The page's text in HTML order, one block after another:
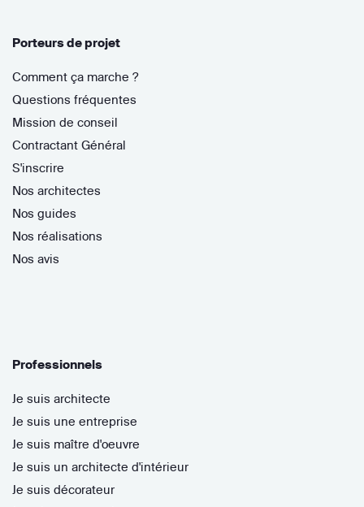
Porteurs de projet
Comment ça marche ?
Questions fréquentes
Mission de conseil
Contractant Général
S'inscrire
Nos architectes
Nos guides
Nos réalisations
Nos avis
Professionnels
Je suis architecte
Je suis une entreprise
Je suis maître d'oeuvre
Je suis un architecte d'intérieur
Je suis décorateur